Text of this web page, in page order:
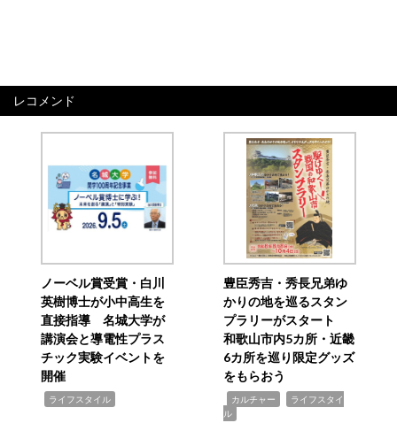
レコメンド
ノーベル賞受賞・白川
英樹博士が小中高生を
直接指導 名城大学が
講演会と導電性プラス
チック実験イベントを
開催
ライフスタイル
豊臣秀吉・秀長兄弟ゆ
かりの地を巡るスタン
プラリーがスタート
和歌山市内5カ所・近畿
6カ所を巡り限定グッズ
をもらおう
カルチャー
ライフスタイ
ル